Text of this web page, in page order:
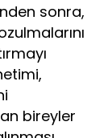
sonra,
bireyler